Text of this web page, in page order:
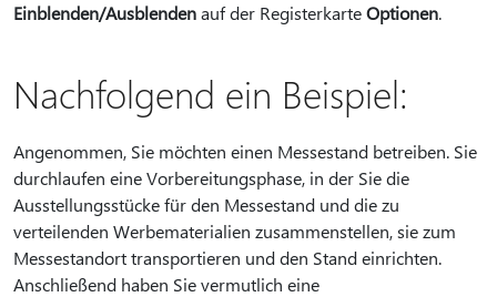
Einblenden/Ausblendenauf der RegisterkarteOptionen.
Nachfolgend ein Beispiel:
Angenommen, Sie möchten einen Messestand betreiben. Sie
durchlaufen eine Vorbereitungsphase, in der Sie die
Ausstellungsstücke für den Messestand und die zu
verteilenden Werbematerialien zusammenstellen, sie zum
Messestandort transportieren und den Stand einrichten.
Anschließend haben Sie vermutlich eine